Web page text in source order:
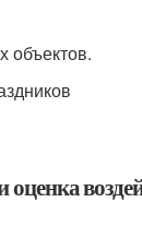
объектов.